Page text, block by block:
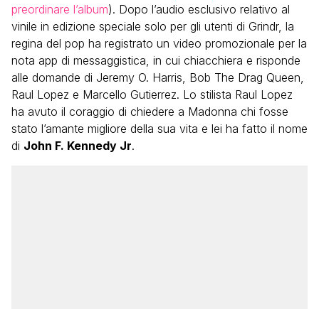
preordinare l’album). Dopo l’audio esclusivo relativo al
vinile in edizione speciale solo per gli utenti di Grindr, la
regina del pop ha registrato un video promozionale per la
nota app di messaggistica, in cui chiacchiera e risponde
alle domande di Jeremy O. Harris, Bob The Drag Queen,
Raul Lopez e Marcello Gutierrez. Lo stilista Raul Lopez
ha avuto il coraggio di chiedere a Madonna chi fosse
stato l’amante migliore della sua vita e lei ha fatto il nome
di John F. Kennedy Jr.